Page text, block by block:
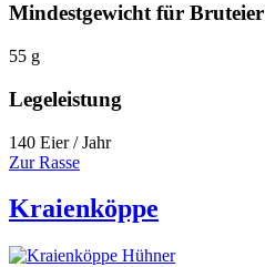
Mindestgewicht für Bruteier
55 g
Legeleistung
140 Eier / Jahr
Zur Rasse
Kraienköppe